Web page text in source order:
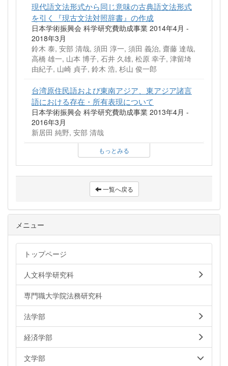
現代語文法形式から同じ意味の古典語文法形式
を引く『現古文法対照辞書』の作成
日本学術振興会 科学研究費助成事業 2014年4月 -
2018年3月
鈴木 泰, 安部 清哉, 須田 淳一, 須田 義治, 齋藤 達哉,
高橋 雄一, 山本 博子, 石井 久雄, 松原 幸子, 津留埼
由紀子, 山崎 貞子, 鈴木 浩, 杉山 俊一郎
台湾原住民語および東南アジア、東アジア諸言
語における存在・所有表現について
日本学術振興会 科学研究費助成事業 2013年4月 -
2016年3月
新居田 純野, 安部 清哉
もっとみる
一覧へ戻る
メニュー
トップページ
人文科学研究科
専門職大学院法務研究科
法学部
経済学部
文学部